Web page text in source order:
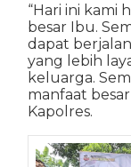
“Hari ini kami
besar Ibu.
dapat
yang lebih
keluarga.
manfaat
Kapolres.